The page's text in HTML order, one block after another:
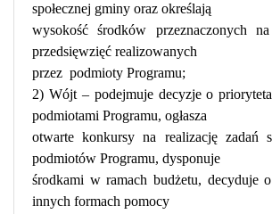
społecznej gminy oraz określają
wysokość środków przeznaczonych
przedsięwzięć realizowanych
przez podmioty Programu;
2) Wójt – podejmuje decyzje o
podmiotami Programu, ogłasza
otwarte konkursy na realizację zadań
podmiotów Programu, dysponuje
środkami w ramach budżetu, decyduje
innych formach pomocy